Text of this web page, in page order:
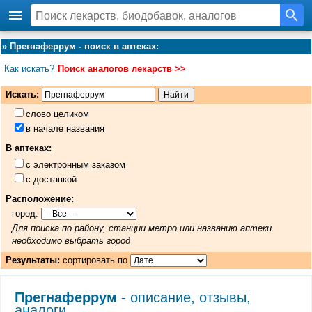
» Прегнаферрум - поиск в аптеках:
Как искать? Поиск аналогов лекарств >>
Искать:
слово целиком
в начале названия
В аптеках:
с электронным заказом
с доставкой
Расположение:
город:
Для поиска по району, станции метро или названию аптеки
необходимо выбрать город
Результаты: сортировать по
Прегнаферрум - описание, отзывы,